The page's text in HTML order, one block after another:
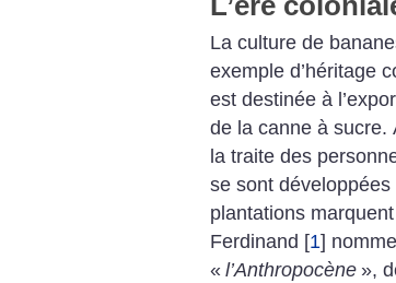
La culture de
exemple d’héritage
est destinée à
de la canne à sucre.
la traite des
se sont
plantations
Ferdinand [1]
« l’Anthropocène »,